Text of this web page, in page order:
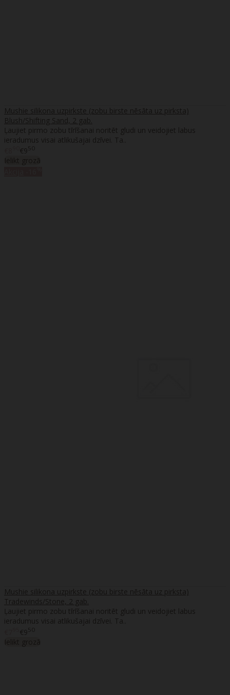
Mushie silikona uzpirkste (zobu birste nēsāta uz pirksta)
Blush/Shifting Sand, 2 gab.
Ļaujiet pirmo zobu tīrīšanai noritēt gludi un veidojiet labus
ieradumus visai atlikušajai dzīvei. Ta..
€950
Ielikt grozā
Mushie silikona uzpirkste (zobu birste nēsāta uz pirksta)
Tradewinds/Stone, 2 gab.
Ļaujiet pirmo zobu tīrīšanai noritēt gludi un veidojiet labus
ieradumus visai atlikušajai dzīvei. Ta..
€950
Ielikt grozā